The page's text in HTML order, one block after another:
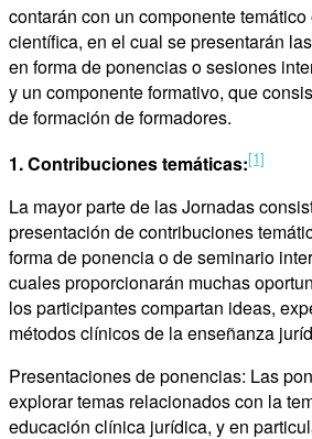
contarán con un componente
científica, en el cual se presentarán
en forma de ponencias o sesiones
y un componente formativo, que
de formación de formadores.
1. Contribuciones temáticas:[1]
La mayor parte de las Jornadas
presentación de contribuciones
forma de ponencia o de seminario
cuales proporcionarán muchas
los participantes compartan ideas,
métodos clínicos de la enseñanza
Presentaciones de ponencias: Las
explorar temas relacionados con la
educación clínica jurídica, y en